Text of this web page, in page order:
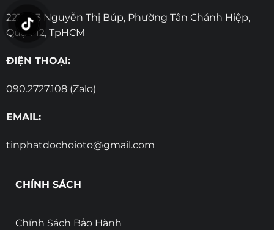
221-223 Nguyễn Thị Búp, Phường Tân Chánh Hiệp,
Quận 12, TpHCM
ĐIỆN THOẠI:
090.2727.108 (Zalo)
EMAIL:
tinphatdochoioto@gmail.com
CHÍNH SÁCH
Chính Sách Bảo Hành